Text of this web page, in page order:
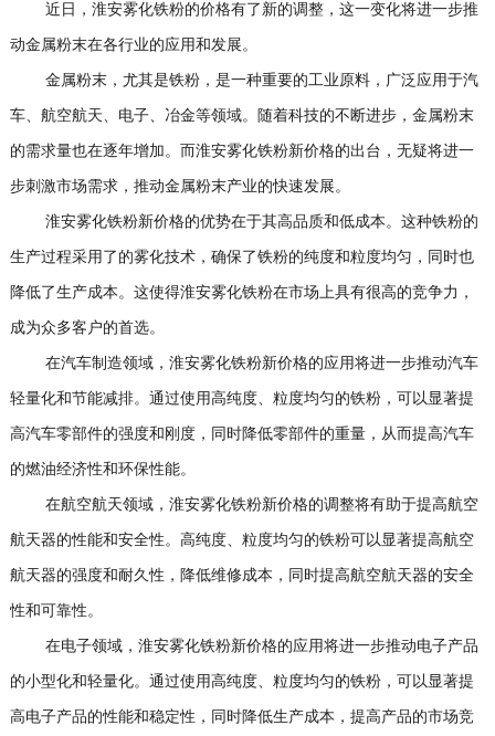
近日，淮安雾化铁粉的价格有了新的调整，这一变化将进一步推
动金属粉末在各行业的应用和发展。
金属粉末，尤其是铁粉，是一种重要的工业原料，广泛应用于汽
车、航空航天、电子、冶金等领域。随着科技的不断进步，金属粉末
的需求量也在逐年增加。而淮安雾化铁粉新价格的出台，无疑将进一
步刺激市场需求，推动金属粉末产业的快速发展。
淮安雾化铁粉新价格的优势在于其高品质和低成本。这种铁粉的
生产过程采用了的雾化技术，确保了铁粉的纯度和粒度均匀，同时也
降低了生产成本。这使得淮安雾化铁粉在市场上具有很高的竞争力，
成为众多客户的首选。
在汽车制造领域，淮安雾化铁粉新价格的应用将进一步推动汽车
轻量化和节能减排。通过使用高纯度、粒度均匀的铁粉，可以显著提
高汽车零部件的强度和刚度，同时降低零部件的重量，从而提高汽车
的燃油经济性和环保性能。
在航空航天领域，淮安雾化铁粉新价格的调整将有助于提高航空
航天器的性能和安全性。高纯度、粒度均匀的铁粉可以显著提高航空
航天器的强度和耐久性，降低维修成本，同时提高航空航天器的安全
性和可靠性。
在电子领域，淮安雾化铁粉新价格的应用将进一步推动电子产品
的小型化和轻量化。通过使用高纯度、粒度均匀的铁粉，可以显著提
高电子产品的性能和稳定性，同时降低生产成本，提高产品的市场竞